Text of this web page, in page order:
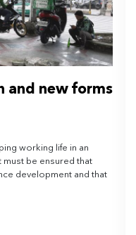
and new forms
working life in an
must be ensured that
development and that